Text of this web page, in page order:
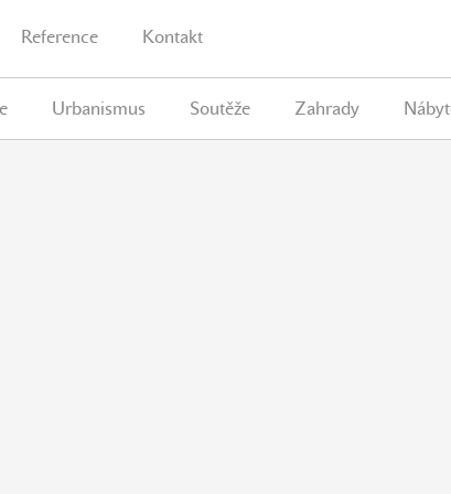
Reference Kontakt
Urbanismus Soutěže Zahrady